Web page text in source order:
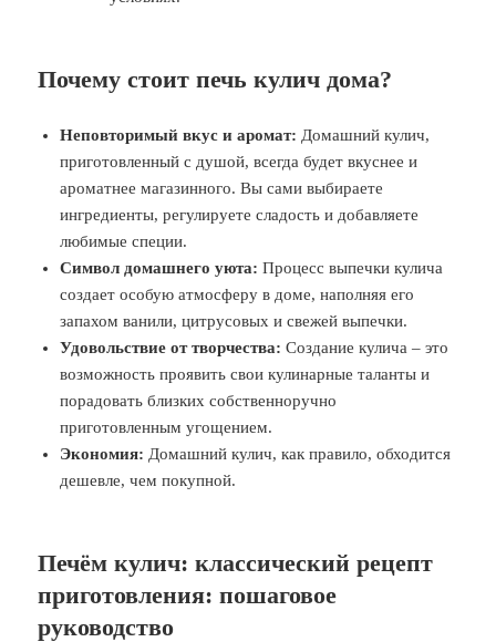
Почему стоит печь кулич дома?
Неповторимый вкус и аромат: Домашний кулич,
приготовленный с душой, всегда будет вкуснее и
ароматнее магазинного. Вы сами выбираете
ингредиенты, регулируете сладость и добавляете
любимые специи.
Символ домашнего уюта: Процесс выпечки кулича
создает особую атмосферу в доме, наполняя его
запахом ванили, цитрусовых и свежей выпечки.
Удовольствие от творчества: Создание кулича – это
возможность проявить свои кулинарные таланты и
порадовать близких собственноручно
приготовленным угощением.
Экономия: Домашний кулич, как правило, обходится
дешевле, чем покупной.
Печём кулич: классический рецепт
приготовления: пошаговое
руководство